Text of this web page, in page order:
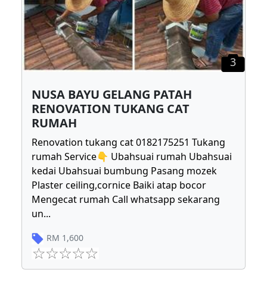
3
NUSA BAYU GELANG PATAH
RENOVATION TUKANG CAT
RUMAH
Renovation tukang cat 0182175251 Tukang
rumah Service👇 Ubahsuai rumah Ubahsuai
kedai Ubahsuai bumbung Pasang mozek
Plaster ceiling,cornice Baiki atap bocor
Mengecat rumah Call whatsapp sekarang
un...
RM 1,600